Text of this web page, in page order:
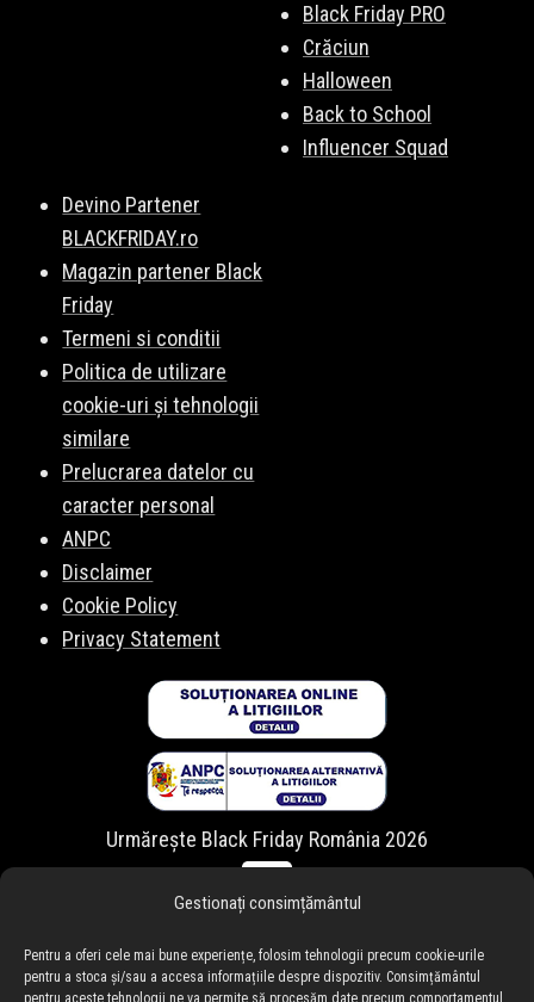
Gestionați consimțământul
Pentru a oferi cele mai bune experiențe, folosim tehnologii precum cookie-urile
pentru a stoca și/sau a accesa informațiile despre dispozitiv. Consimțământul
pentru aceste tehnologii ne va permite să procesăm date precum comportamentul
Black Friday PRO
Crăciun
Halloween
Back to School
Influencer Squad
Devino Partener
BLACKFRIDAY.ro
Magazin partener Black
Friday
Termeni si conditii
Politica de utilizare
cookie-uri și tehnologii
similare
Prelucrarea datelor cu
caracter personal
ANPC
Disclaimer
Cookie Policy
Privacy Statement
Urmărește Black Friday România 2026